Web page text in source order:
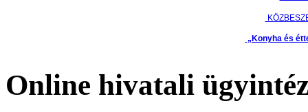
„Konyha és
Online hivatali